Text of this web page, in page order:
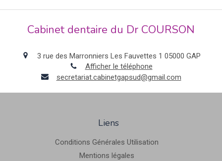
Cabinet dentaire du Dr COURSON
3 rue des Marronniers Les Fauvettes 1 05000 GAP
Afficher le téléphone
secretariat.cabinetgapsud@gmail.com
Liens
Conditions Générales Utilisation
Mentions légales